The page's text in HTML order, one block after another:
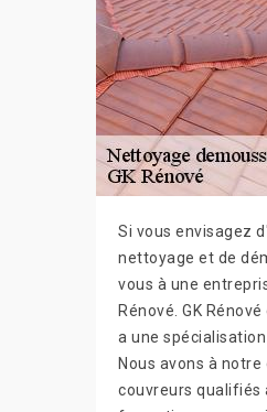
Si vous envisagez
nettoyage et de
vous à une
Rénové. GK
a une
Nous avons à
couvreurs qualifiés